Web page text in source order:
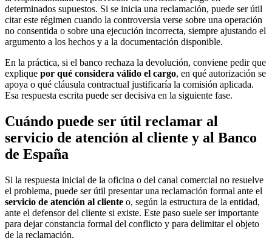
determinados supuestos. Si se inicia una reclamación, puede ser útil
citar este régimen cuando la controversia verse sobre una operación
no consentida o sobre una ejecución incorrecta, siempre ajustando el
argumento a los hechos y a la documentación disponible.
En la práctica, si el banco rechaza la devolución, conviene pedir que
explique por qué considera válido el cargo, en qué autorización se
apoya o qué cláusula contractual justificaría la comisión aplicada.
Esa respuesta escrita puede ser decisiva en la siguiente fase.
Cuándo puede ser útil reclamar al
servicio de atención al cliente y al Banco
de España
Si la respuesta inicial de la oficina o del canal comercial no resuelve
el problema, puede ser útil presentar una reclamación formal ante el
servicio de atención al cliente o, según la estructura de la entidad,
ante el defensor del cliente si existe. Este paso suele ser importante
para dejar constancia formal del conflicto y para delimitar el objeto
de la reclamación.